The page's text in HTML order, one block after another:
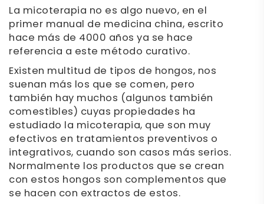
La micoterapia no es algo nuevo, en el
primer manual de medicina china, escrito
hace más de 4000 años ya se hace
referencia a este método curativo.
Existen multitud de tipos de hongos, nos
suenan más los que se comen, pero
también hay muchos (algunos también
comestibles) cuyas propiedades ha
estudiado la micoterapia, que son muy
efectivos en tratamientos preventivos o
integrativos, cuando son casos más serios.
Normalmente los productos que se crean
con estos hongos son complementos que
se hacen con extractos de estos.